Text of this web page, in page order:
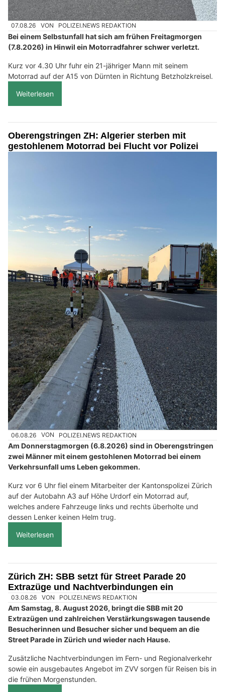
07.08.26 VON POLIZEI.NEWS REDAKTION
Bei einem Selbstunfall hat sich am frühen Freitagmorgen
(7.8.2026) in Hinwil ein Motorradfahrer schwer verletzt.
Kurz vor 4.30 Uhr fuhr ein 21-jähriger Mann mit seinem
Motorrad auf der A15 von Dürnten in Richtung Betzholzkreisel.
Weiterlesen
Oberengstringen ZH: Algerier sterben mit
gestohlenem Motorrad bei Flucht vor Polizei
06.08.26 VON POLIZEI.NEWS REDAKTION
Am Donnerstagmorgen (6.8.2026) sind in Oberengstringen
zwei Männer mit einem gestohlenen Motorrad bei einem
Verkehrsunfall ums Leben gekommen.
Kurz vor 6 Uhr fiel einem Mitarbeiter der Kantonspolizei Zürich
auf der Autobahn A3 auf Höhe Urdorf ein Motorrad auf,
welches andere Fahrzeuge links und rechts überholte und
dessen Lenker keinen Helm trug.
Weiterlesen
Zürich ZH: SBB setzt für Street Parade 20
Extrazüge und Nachtverbindungen ein
03.08.26 VON POLIZEI.NEWS REDAKTION
Am Samstag, 8. August 2026, bringt die SBB mit 20
Extrazügen und zahlreichen Verstärkungswagen tausende
Besucherinnen und Besucher sicher und bequem an die
Street Parade in Zürich und wieder nach Hause.
Zusätzliche Nachtverbindungen im Fern- und Regionalverkehr
sowie ein ausgebautes Angebot im ZVV sorgen für Reisen bis in
die frühen Morgenstunden.